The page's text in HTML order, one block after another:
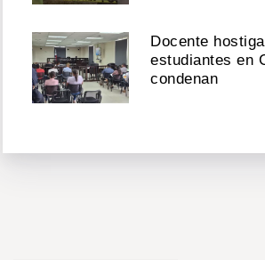
Docente
estudiantes en
condenan